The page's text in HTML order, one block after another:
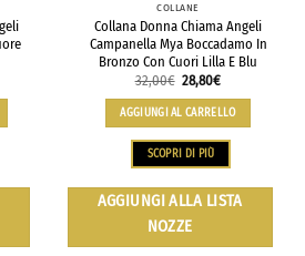
COLLANE
Collana Donna Chiama Angeli
Campanella Mya Boccadamo In
Bronzo Con Cuori Lilla E Blu
32,00€ 28,80€
AGGIUNGI AL CARRELLO
SCOPRI DI PIÙ
AGGIUNGI ALLA LISTA
NOZZE